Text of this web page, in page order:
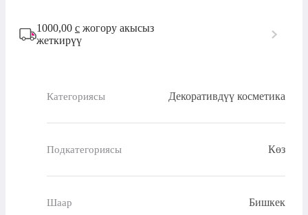
1000,00 с жогору акысыз
жеткирүү
Категориясы Декоративдүү косметика
Подкатегориясы Көз
Шаар Бишкек